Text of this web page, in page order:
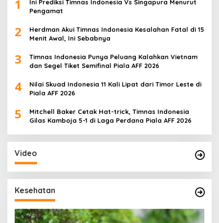
1
Ini Prediksi Timnas Indonesia Vs Singapura Menurut
Pengamat
2
Herdman Akui Timnas Indonesia Kesalahan Fatal di 15
Menit Awal, Ini Sebabnya
3
Timnas Indonesia Punya Peluang Kalahkan Vietnam
dan Segel Tiket Semifinal Piala AFF 2026
4
Nilai Skuad Indonesia 11 Kali Lipat dari Timor Leste di
Piala AFF 2026
5
Mitchell Baker Cetak Hat-trick, Timnas Indonesia
Gilas Kamboja 5-1 di Laga Perdana Piala AFF 2026
Video
Kesehatan